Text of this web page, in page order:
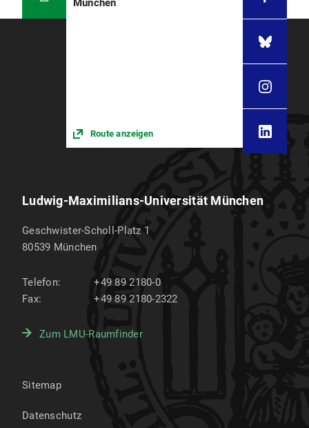
München
Route anzeigen
Ludwig-Maximilians-Universität München
Geschwister-Scholl-Platz 1
80539 München
Telefon:
+49 89 2180-0
Fax:
+49 89 2180-2322
Zum LMU-Raumfinder
Sitemap
Datenschutz